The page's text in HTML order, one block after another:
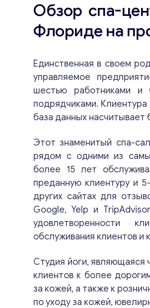
Обзор спа-
Флориде на
Единственная в своем
управляемое
шестью работниками и
подрядчиками.
база данных насчитывает
Этот знаменитый спа-
рядом с одними из
более 15 лет
преданную клиентуру и
других сайтах для
Google, Yelp и
удовлетворенности
обслуживания клиентов и
Студия йоги, являющаяся
клиентов к более
за кожей, а также к
по уходу за кожей,